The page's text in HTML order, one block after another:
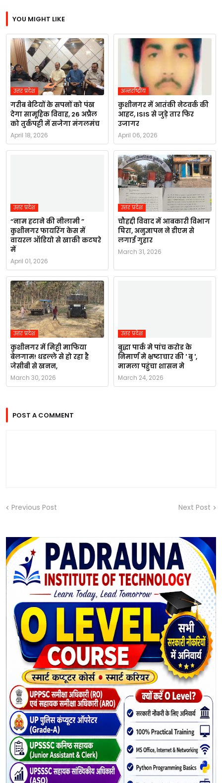
YOU MIGHT LIKE
उत्तर प्रदेश
गरीब बेटियों के सपनों को पंख
देगा सामूहिक विवाह, 26 अप्रैल
को तुर्कपट्टी में सजेगा मंगलमंच
April 18, 2026
अन्तर्राष्ट्रीय
कुशीनगर में आतंकी नेटवर्क की
आहट, ISIS से जुड़े तार फिर
उजागर
April 06, 2026
उत्तर प्रदेश
“नाम हटाने की नीलामी ”
कुशीनगर फायरिंग केस में
वायरल ऑडियो से खाकी कटघरे
में
April 01, 2026
उत्तर प्रदेश
चौहद्दी विवाद में आबकारी विभाग
घिरा, अनुज्ञापन ने डीएम से
लगाई गुहार
March 31, 2026
उत्तर प्रदेश
कुशीनगर में मिट्टी माफिया
बेलगाम! धडल्ले से हो रहा है
जेसीबी से खनन,
March 30, 2026
उत्तर प्रदेश
बुद्धा पार्क मे पांच करोड के
निमार्ण मे भ्रष्टाचार की ' बु ',
मामला पहुंचा शासन मे
March 24, 2026
POST A COMMENT
Previous Post Next Post